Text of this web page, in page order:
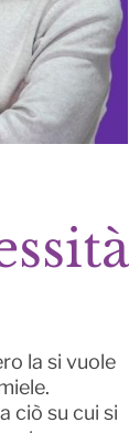
la si vuole
ciò su cui si